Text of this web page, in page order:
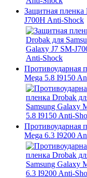
Защитная пленка
J700H Anti-Shock
Противоударная
Mega 5.8 I9150
Противоударная
Mega 6.3 I9200